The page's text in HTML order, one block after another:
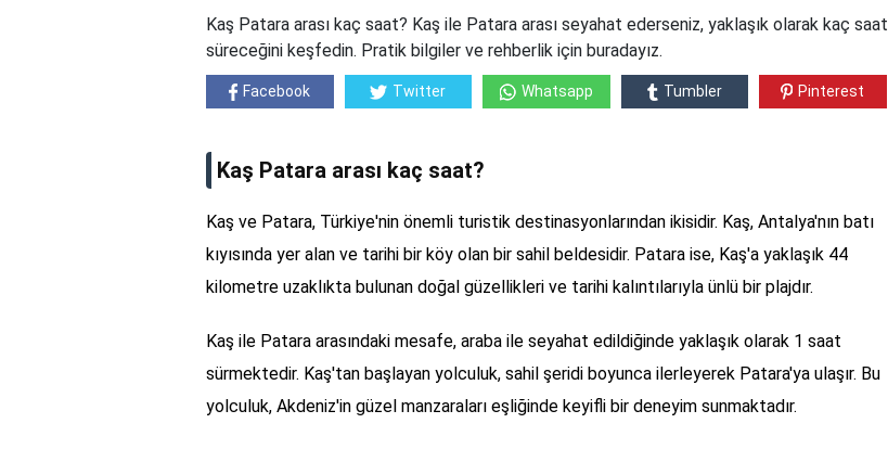
Kaş Patara arası kaç saat? Kaş ile Patara arası seyahat ederseniz, yaklaşık olarak kaç saat
süreceğini keşfedin. Pratik bilgiler ve rehberlik için buradayız.
Facebook Twitter Whatsapp Tumbler Pinterest
Kaş Patara arası kaç saat?
Kaş ve Patara, Türkiye'nin önemli turistik destinasyonlarından ikisidir. Kaş, Antalya'nın batı
kıyısında yer alan ve tarihi bir köy olan bir sahil beldesidir. Patara ise, Kaş'a yaklaşık 44
kilometre uzaklıkta bulunan doğal güzellikleri ve tarihi kalıntılarıyla ünlü bir plajdır.
Kaş ile Patara arasındaki mesafe, araba ile seyahat edildiğinde yaklaşık olarak 1 saat
sürmektedir. Kaş'tan başlayan yolculuk, sahil şeridi boyunca ilerleyerek Patara'ya ulaşır. Bu
yolculuk, Akdeniz'in güzel manzaraları eşliğinde keyifli bir deneyim sunmaktadır.